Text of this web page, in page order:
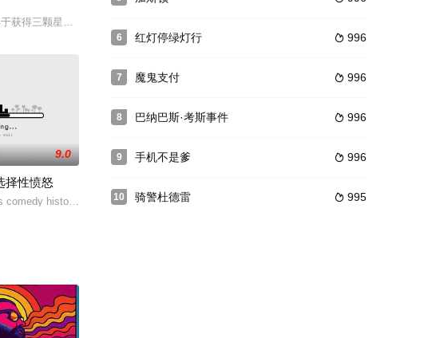
（艾飞 饰）命令两名侍卫将两个皇子分别抱走，以延续皇家血脉。大太子（
获得三颗星的殊荣，站在事业的巅峰，他却一点也不开心。与儿子疏离，妻子有外遇，没
当老大，有的却
职，偏偏被调为交通警察。跟他一样立功的曹达华（吴孟达 饰）则继续以卧
9.0
择性愤怒
comedy history as he performs stand-up in r
6  996
红灯停绿灯行
7  996
魔鬼支付
8  996
巴纳巴斯·考斯事件
9  996
手机不是爹
10  995
骑警杜德雷